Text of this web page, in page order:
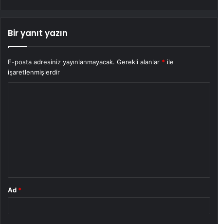
Bir yanıt yazın
E-posta adresiniz yayınlanmayacak. Gerekli alanlar * ile
işaretlenmişlerdir
Ad *